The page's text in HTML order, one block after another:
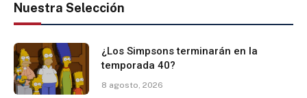
Nuestra Selección
¿Los Simpsons terminarán en la
temporada 40?
8 agosto, 2026